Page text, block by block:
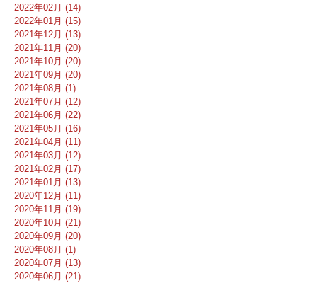
2022年02月 (14)
2022年01月 (15)
2021年12月 (13)
2021年11月 (20)
2021年10月 (20)
2021年09月 (20)
2021年08月 (1)
2021年07月 (12)
2021年06月 (22)
2021年05月 (16)
2021年04月 (11)
2021年03月 (12)
2021年02月 (17)
2021年01月 (13)
2020年12月 (11)
2020年11月 (19)
2020年10月 (21)
2020年09月 (20)
2020年08月 (1)
2020年07月 (13)
2020年06月 (21)